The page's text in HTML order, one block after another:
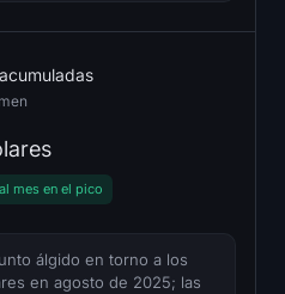
Iniciar sesión
mes en el pico
álgido en torno a los
en agosto de 2025; las